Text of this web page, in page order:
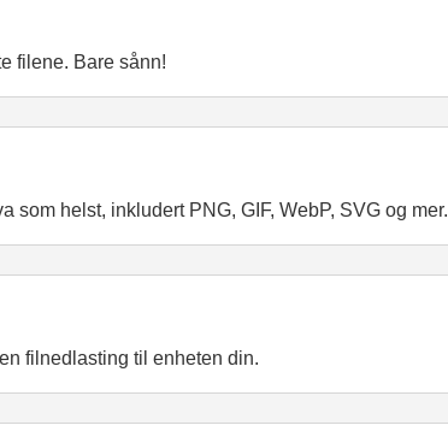
filene. Bare sånn!
helst, inkludert PNG, GIF, WebP, SVG og mer.
filnedlasting til enheten din.